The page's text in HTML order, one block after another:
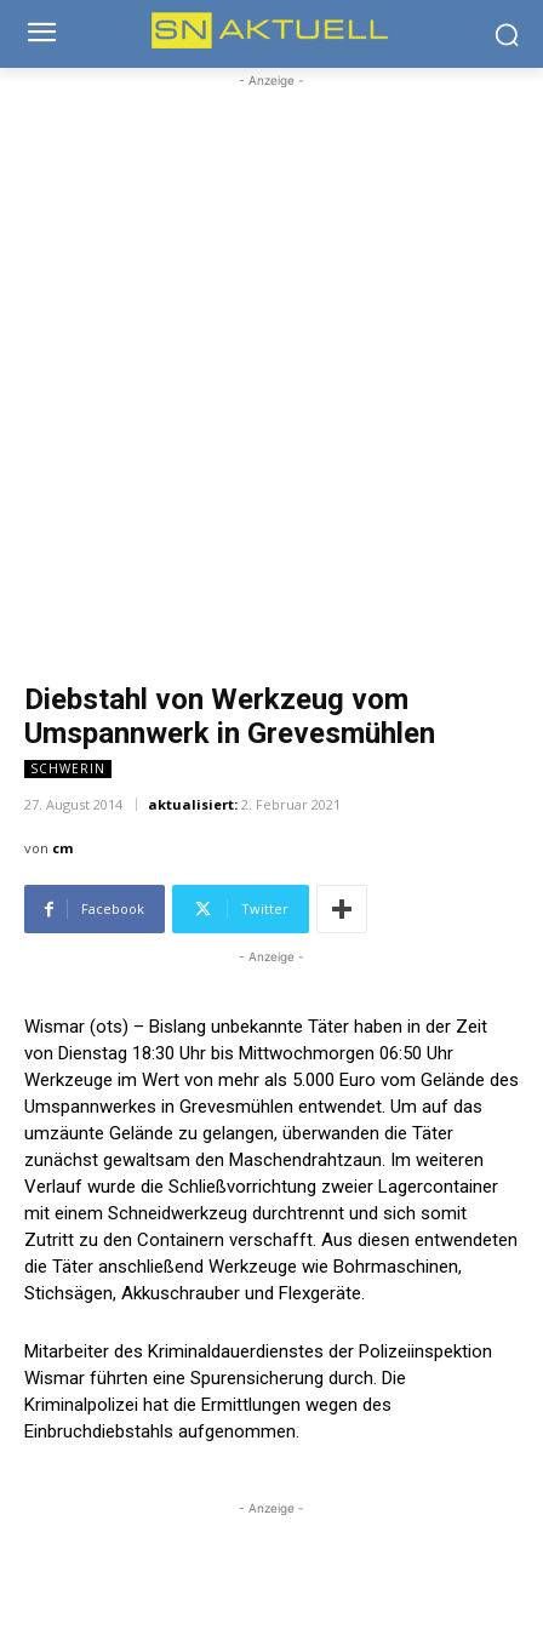
- Anzeige -
Diebstahl von Werkzeug vom
Umspannwerk in Grevesmühlen
SCHWERIN
27. August 2014 aktualisiert: 2. Februar 2021
von cm
Facebook Twitter
- Anzeige -
Wismar (ots) – Bislang unbekannte Täter haben in der Zeit
von Dienstag 18:30 Uhr bis Mittwochmorgen 06:50 Uhr
Werkzeuge im Wert von mehr als 5.000 Euro vom Gelände des
Umspannwerkes in Grevesmühlen entwendet. Um auf das
umzäunte Gelände zu gelangen, überwanden die Täter
zunächst gewaltsam den Maschendrahtzaun. Im weiteren
Verlauf wurde die Schließvorrichtung zweier Lagercontainer
mit einem Schneidwerkzeug durchtrennt und sich somit
Zutritt zu den Containern verschafft. Aus diesen entwendeten
die Täter anschließend Werkzeuge wie Bohrmaschinen,
Stichsägen, Akkuschrauber und Flexgeräte.
Mitarbeiter des Kriminaldauerdienstes der Polizeiinspektion
Wismar führten eine Spurensicherung durch. Die
Kriminalpolizei hat die Ermittlungen wegen des
Einbruchdiebstahls aufgenommen.
- Anzeige -